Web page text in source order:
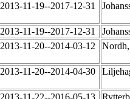
2013-11-19--2017-12-31
2013-11-19--2017-12-31
2013-11-20--2014-03-12
2013-11-20--2014-04-30